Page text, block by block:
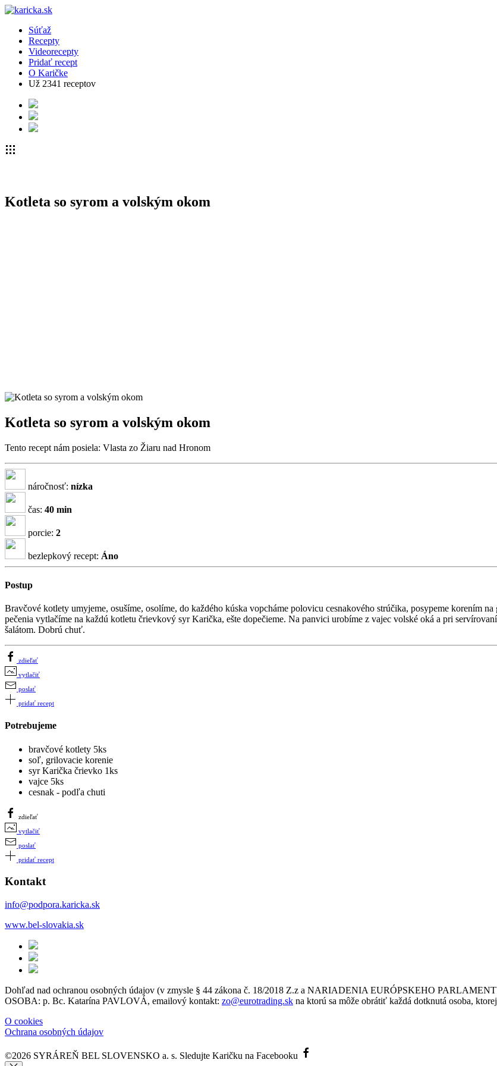
Súťaž
Recepty
Videorecepty
Pridať recept
O Karičke
Už 2341 receptov
Kotleta so syrom a volským okom
Kotleta so syrom a volským okom
Tento recept nám posiela: Vlasta zo Žiaru nad Hronom
náročnosť: nízka
čas: 40 min
porcie: 2
bezlepkový recept: Áno
Postup
Bravčové kotlety umyjeme, osušíme, osolíme, do každého kúska vopcháme polovicu cesnakového strúčika, posypeme korením
pečenia vytlačíme na každú kotletu črievkový syr Karička, ešte dopečieme. Na panvici urobíme z vajec volské oká a pri
šalátom. Dobrú chuť.
zdieľať
vytlačiť
poslať
pridať recept
Potrebujeme
bravčové kotlety 5ks
soľ, grilovacie korenie
syr Karička črievko 1ks
vajce 5ks
cesnak - podľa chuti
zdieľať
vytlačiť
poslať
pridať recept
Kontakt
info@podpora.karicka.sk
www.bel-slovakia.sk
Dohľad nad ochranou osobných údajov (v zmysle § 44 zákona č. 18/2018 Z.z a NARIADENIA EURÓPSKEHO
OSOBA: p. Bc. Katarína PAVLOVÁ, emailový kontakt: zo@eurotrading.sk na ktorú sa môže obrátiť každá dotknutá osoba,
O cookies
Ochrana osobných údajov
©2026 SYRÁREŇ BEL SLOVENSKO a. s. Sledujte Karičku na Facebooku